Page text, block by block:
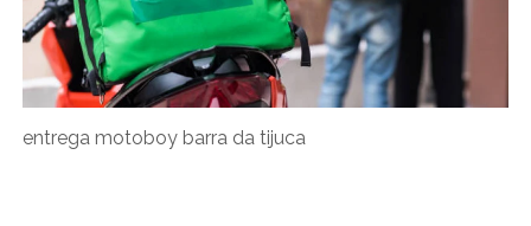
entrega motoboy barra da tijuca